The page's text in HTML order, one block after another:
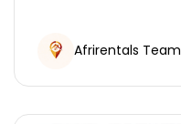
Afrirentals Team